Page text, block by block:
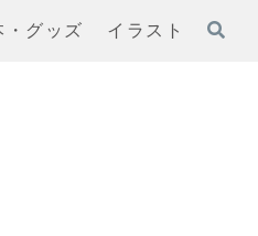
・グッズ イラスト